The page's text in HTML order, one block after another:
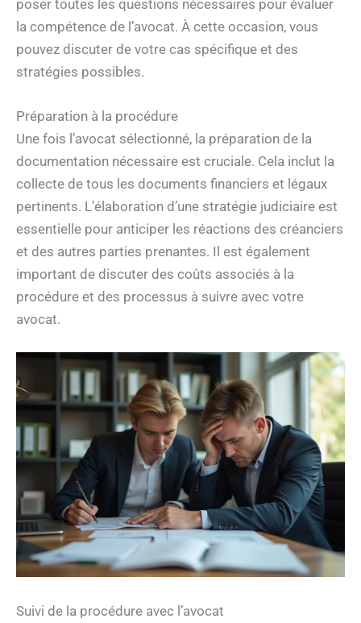
poser toutes les questions nécessaires pour évaluer
la compétence de l’avocat. À cette occasion, vous
pouvez discuter de votre cas spécifique et des
stratégies possibles.
Préparation à la procédure
Une fois l’avocat sélectionné, la préparation de la
documentation nécessaire est cruciale. Cela inclut la
collecte de tous les documents financiers et légaux
pertinents. L’élaboration d’une stratégie judiciaire est
essentielle pour anticiper les réactions des créanciers
et des autres parties prenantes. Il est également
important de discuter des coûts associés à la
procédure et des processus à suivre avec votre
avocat.
Suivi de la procédure avec l’avocat